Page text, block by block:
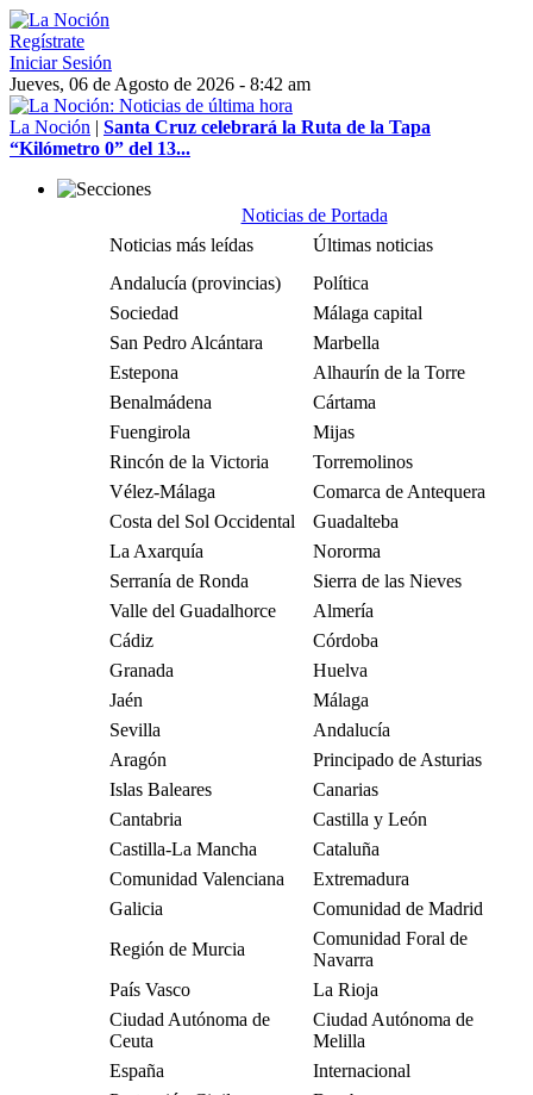
Regístrate
Iniciar Sesión
Jueves, 06 de Agosto de 2026 - 8:42 am
La Noción | Santa Cruz celebrará la Ruta de la Tapa
“Kilómetro 0” del 13...
Noticias de Portada
Noticias más leídas
Últimas noticias
Andalucía (provincias)
Política
Sociedad
Málaga capital
San Pedro Alcántara
Marbella
Estepona
Alhaurín de la Torre
Benalmádena
Cártama
Fuengirola
Mijas
Rincón de la Victoria
Torremolinos
Vélez-Málaga
Comarca de Antequera
Costa del Sol Occidental
Guadalteba
La Axarquía
Nororma
Serranía de Ronda
Sierra de las Nieves
Valle del Guadalhorce
Almería
Cádiz
Córdoba
Granada
Huelva
Jaén
Málaga
Sevilla
Andalucía
Aragón
Principado de Asturias
Islas Baleares
Canarias
Cantabria
Castilla y León
Castilla-La Mancha
Cataluña
Comunidad Valenciana
Extremadura
Galicia
Comunidad de Madrid
Región de Murcia
Comunidad Foral de
Navarra
País Vasco
La Rioja
Ciudad Autónoma de
Ceuta
Ciudad Autónoma de
Melilla
España
Internacional